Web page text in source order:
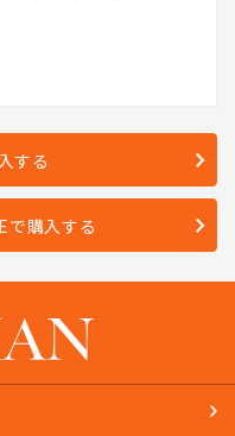
する
で購入する